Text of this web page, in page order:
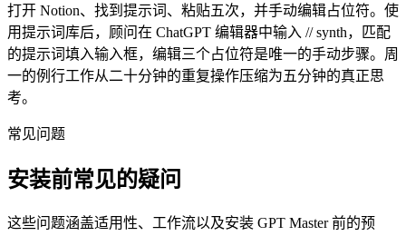
打开 Notion、找到提示词、粘贴五次，并手动编辑占位符。使
用提示词库后，顾问在 ChatGPT 编辑器中输入 // synth，匹配
的提示词填入输入框，编辑三个占位符是唯一的手动步骤。周
一的例行工作从二十分钟的重复操作压缩为五分钟的真正思
考。
常见问题
安装前常见的疑问
这些问题涵盖适用性、工作流以及安装 GPT Master 前的预